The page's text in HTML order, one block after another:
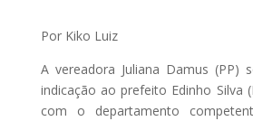
Por Kiko Luiz
A vereadora Juliana Damus (PP)
indicação ao prefeito Edinho Silva
com o departamento